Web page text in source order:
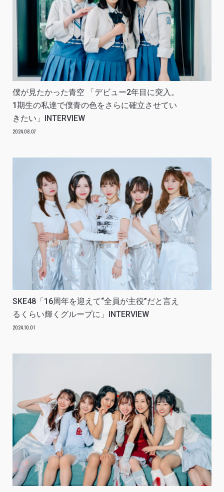
僕が見たかった青空 「デビュー2年目に突入。
1期生の私達で僕青の色をさらに確立させてい
きたい」INTERVIEW
2024.08.07
SKE48「16周年を迎えて“全員が主役”だと言え
るくらい輝くグループに」INTERVIEW
2024.10.01